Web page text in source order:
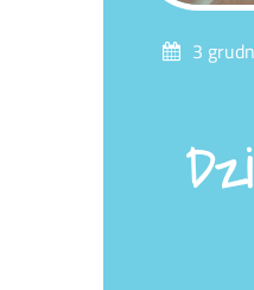
Posted
3